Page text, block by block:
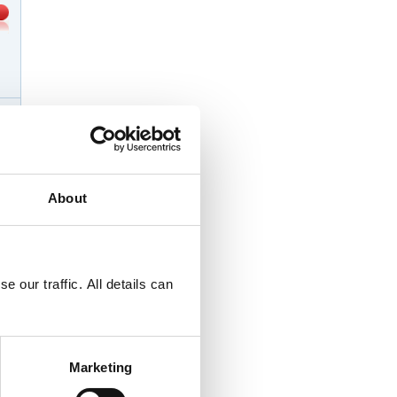
About
our traffic. All details can
Marketing